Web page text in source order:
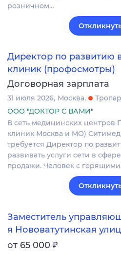
розничном…
Директор по развитию
клиник (профосмотры)
Договорная зарплата
31 июля 2026 Москва
ООО "ДОКТОР С ВАМИ"
В сеть медицинских
клиник Москва и МО)
требуется Директор по
развивать услуги сети в
продажи. Человек с
Заместитель
я Нововатутинская
от 65 000 ₽